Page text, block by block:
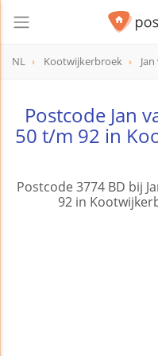
NL Kootwijkerbroek
Postcode Jan
50 t/m 92 in
Postcode 3774 BD bij
92 in